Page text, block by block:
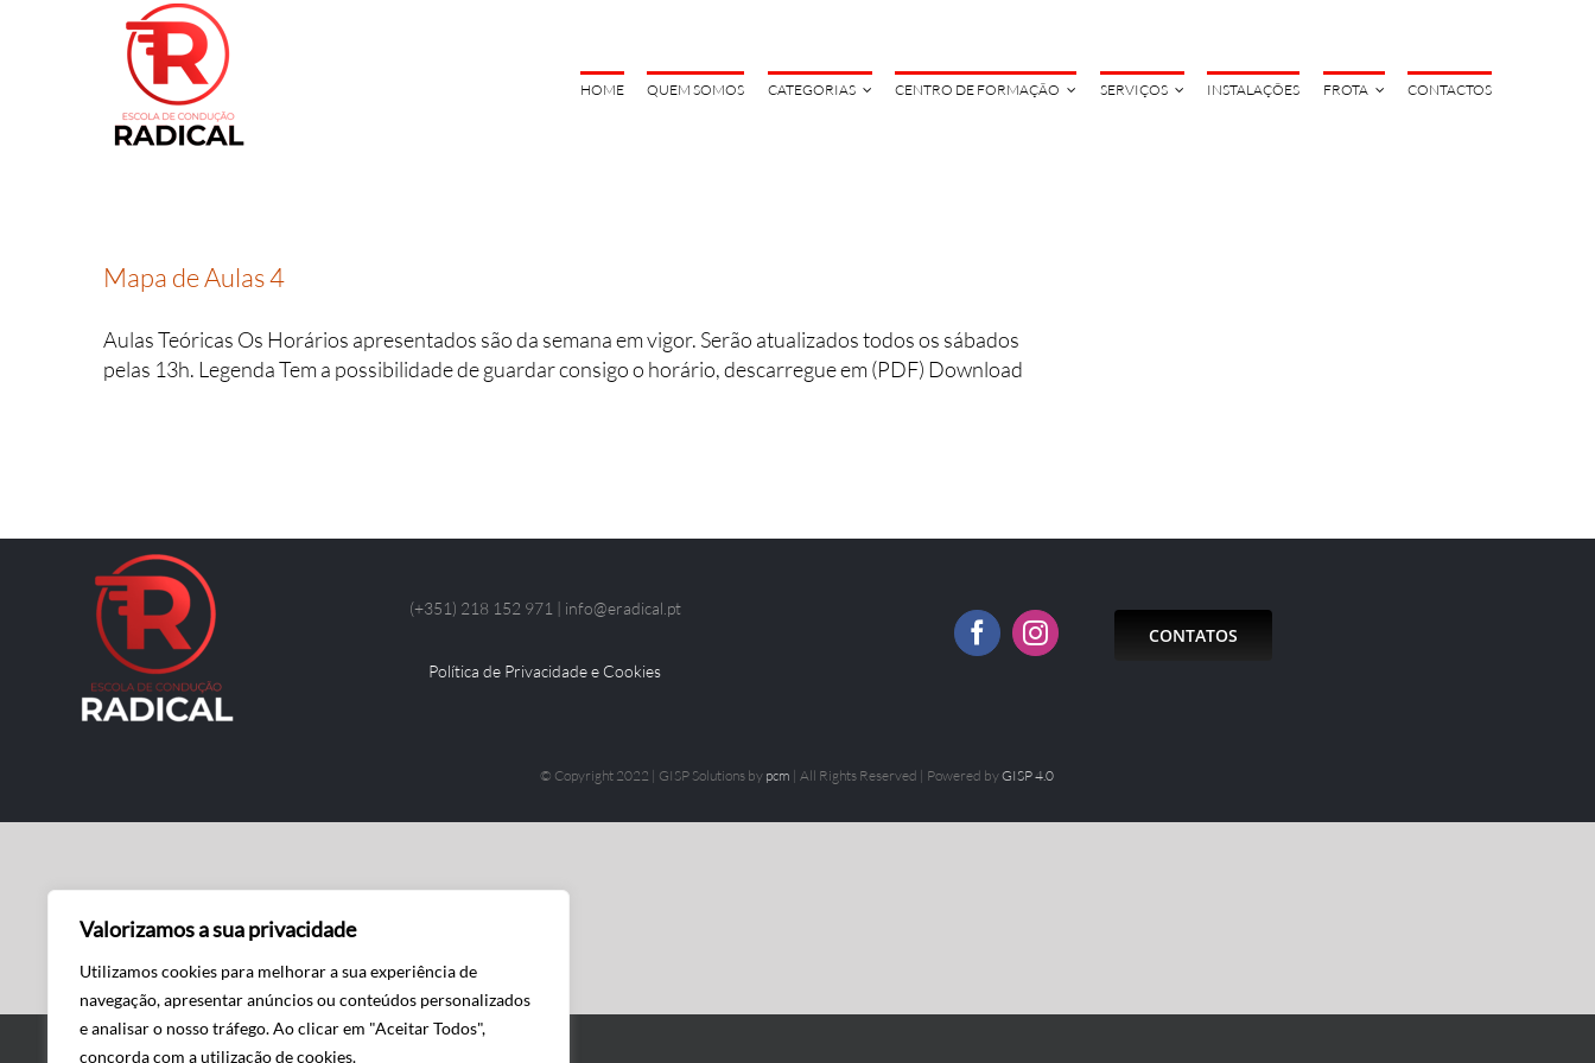
Valorizamos a sua privacidade
Utilizamos cookies para melhorar a sua experiência de
navegação, apresentar anúncios ou conteúdos personalizados
e analisar o nosso tráfego. Ao clicar em "Aceitar Todos",
concorda com a utilização de cookies.
HOME QUEM SOMOS CATEGORIAS CENTRO DE FORMAÇÃO SERVIÇOS INSTALAÇÕES FROTA CONTACTOS
Mapa de Aulas 4
Aulas Teóricas Os Horários apresentados são da semana em vigor. Serão atualizados todos os sábados
pelas 13h. Legenda Tem a possibilidade de guardar consigo o horário, descarregue em (PDF) Download
(+351) 218 152 971 | info@eradical.pt
Política de Privacidade e Cookies
CONTATOS
© Copyright 2022 | GISP Solutions by pcm | All Rights Reserved | Powered byGISP 4.0